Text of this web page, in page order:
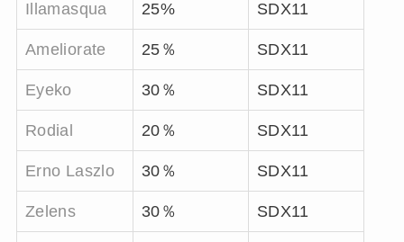
Illamasqua 25% SDX11
Ameliorate 25％ SDX11
Eyeko 30％ SDX11
Rodial 20％ SDX11
Erno Laszlo 30％ SDX11
Zelens 30％ SDX11